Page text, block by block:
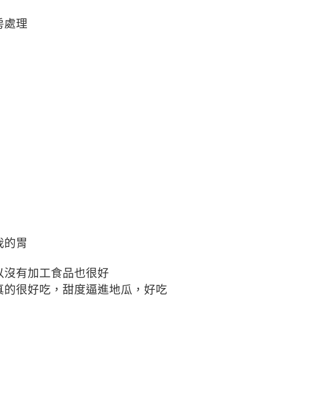
處理
的胃
有加工食品也很好
很好吃，甜度逼進地瓜，好吃